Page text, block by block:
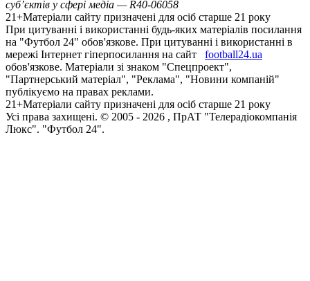
суб’єктів у сфері медіа — R40-06058
21+Матеріали сайту призначені для осіб старше 21 року
При цитуванні і використанні будь-яких матеріалів посилання
на "Футбол 24" обов'язкове. При цитуванні і використанні в
мережі Інтернет гіперпосилання на сайт
football24.ua
обов'язкове. Матеріали зі знаком "Спецпроект",
"Партнерський матеріал", "Реклама", "Новини компаній"
публікуємо на правах реклами.
21+Матеріали сайту призначені для осіб старше 21 року
Усi права захищенi. © 2005 - 2026 , ПрАТ "Телерадіокомпанія
Люкс". "Футбол 24".